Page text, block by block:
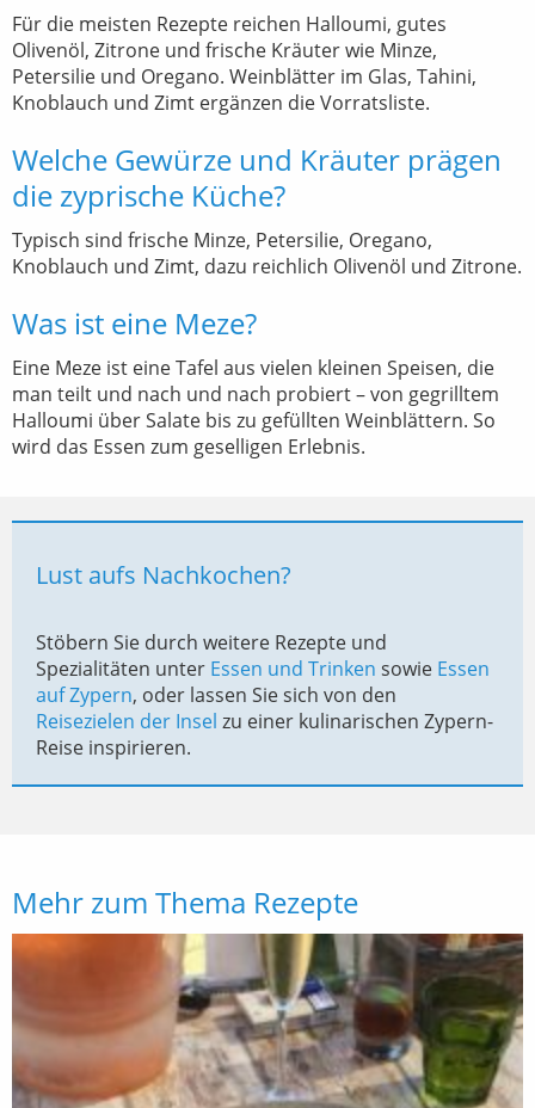
Für die meisten Rezepte reichen Halloumi, gutes
Olivenöl, Zitrone und frische Kräuter wie Minze,
Petersilie und Oregano. Weinblätter im Glas, Tahini,
Knoblauch und Zimt ergänzen die Vorratsliste.
Welche Gewürze und Kräuter prägen
die zyprische Küche?
Typisch sind frische Minze, Petersilie, Oregano,
Knoblauch und Zimt, dazu reichlich Olivenöl und Zitrone.
Was ist eine Meze?
Eine Meze ist eine Tafel aus vielen kleinen Speisen, die
man teilt und nach und nach probiert – von gegrilltem
Halloumi über Salate bis zu gefüllten Weinblättern. So
wird das Essen zum geselligen Erlebnis.
Lust aufs Nachkochen?
Stöbern Sie durch weitere Rezepte und
Spezialitäten unter Essen und Trinken sowie Essen
auf Zypern, oder lassen Sie sich von den
Reisezielen der Insel zu einer kulinarischen Zypern-
Reise inspirieren.
Mehr zum Thema Rezepte